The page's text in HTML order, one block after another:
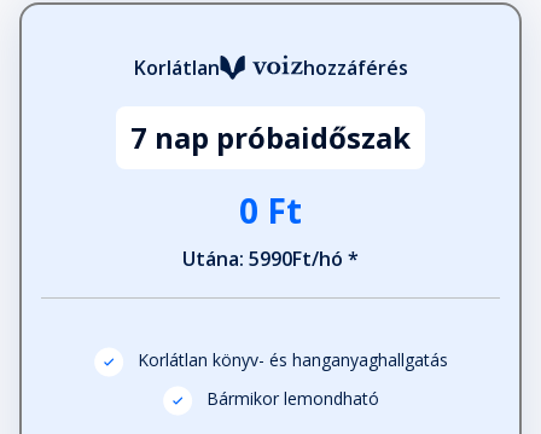
Fejezet hossza: 00:18:47
26. rész
28. rész
Fejezet hossza: 00:21:06
Korlátlan hozzáférés
7 nap próbaidőszak
0 Ft
Utána: 5990Ft/hó *
Korlátlan könyv- és hanganyaghallgatás
Bármikor lemondható